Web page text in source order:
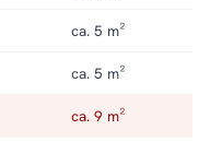
ca. 5 m²
ca. 5 m²
ca. 9 m²